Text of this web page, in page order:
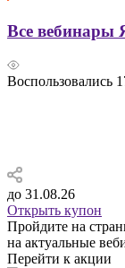
Все вебинары
Воспользовались
до 31.08.26
Открыть купон
Пройдите на
на актуальные
Перейти к акции